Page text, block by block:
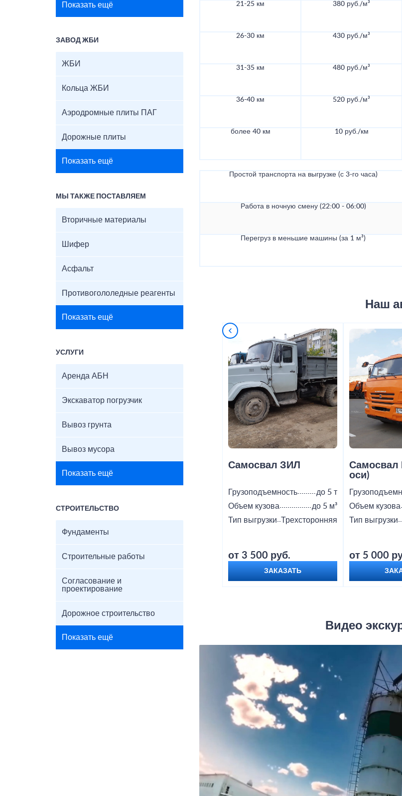
Показать ещё
ЗАВОД ЖБИ
ЖБИ
Кольца ЖБИ
Аэродромные плиты ПАГ
Дорожные плиты
Показать ещё
МЫ ТАКЖЕ ПОСТАВЛЯЕМ
Вторичные материалы
Шифер
Асфальт
Противогололедные реагенты
Показать ещё
УСЛУГИ
Аренда АБН
Экскаватор погрузчик
Вывоз грунта
Вывоз мусора
Показать ещё
СТРОИТЕЛЬСТВО
Фундаменты
Строительные работы
Согласование и
проектирование
Дорожное строительство
Показать ещё
21-25 км 380 руб./м³
26-30 км 430 руб./м³
31-35 км 480 руб./м³
36-40 км 520 руб./м³
более 40 км 10 руб./км
Простой транспорта на выгрузке (с 3-го часа)
Работа в ночную смену (22:00 - 06:00)
Перегруз в меньшие машины (за 1 м³)
Наш
Самосвал ЗИЛ
Грузоподъемность
до 5 т
Объем кузова
до 5 м³
Тип выгрузки Трехсторонняя
от 3 500 руб.
ЗАКАЗАТЬ
Самосвал
оси)
Объем кузова
Тип выгрузки
от 5 000
Видео